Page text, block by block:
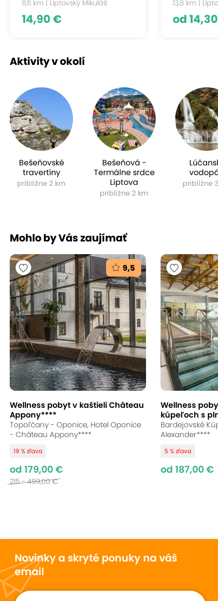
11,6 km | Liptovský Mikuláš
14,90 €
13,8 km |
od
Aktivity v okolí
Bešeňovské
travertíny
približne 2 km
Bešeňová -
Termálne srdce
Liptova
približne 2 km
približne
Mohlo by Vás zaujímať
9,5
Wellness pobyt v kaštieli Château
Appony****
Topoľčany - Oponice, Hotel Oponice
- Château Appony****
19 % zľava
od 179,00 €
215 - 499,00 €
Wellness
kúpeľoch s
Bardejovské
Alexander****
5 % zľava
od 187,00 €
Novinky a skryté ponuky na váš
email